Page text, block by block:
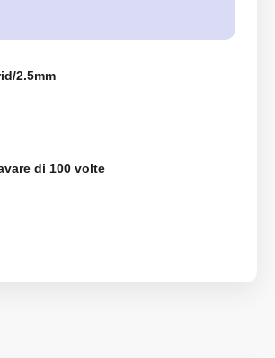
2.5mm
di 100 volte